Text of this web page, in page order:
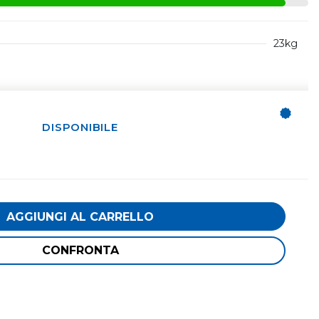
23kg
DISPONIBILE
AGGIUNGI AL CARRELLO
CONFRONTA